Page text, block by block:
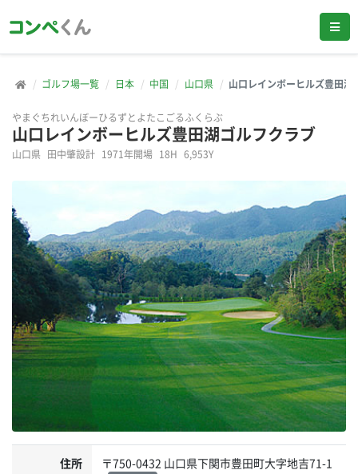
ゴルフ場一覧 日本 中国 山口県 山口レインボーヒルズ豊田湖
やまぐちれいんぼーひるずとよたこごるふくらぶ
山口レインボーヒルズ豊田湖ゴルフクラブ
山口県 田中肇設計 1971年開場 18H 6,953Y
住所
〒750-0432 山口県下関市豊田町大字地吉71-1